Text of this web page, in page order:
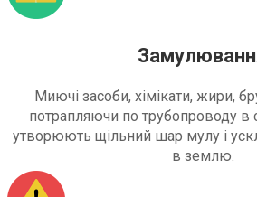
Миючі засоби, хімікати, жири,
потрапляючи по трубопроводу в
утворюють щільний шар мулу і
в землю.